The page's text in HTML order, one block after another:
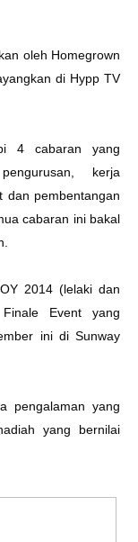
oleh Homegrown
di Hypp TV
4 cabaran yang
kerja
dan pembentangan
cabaran ini bakal
2014 (lelaki dan
Event yang
ini di Sunway
pengalaman yang
yang bernilai